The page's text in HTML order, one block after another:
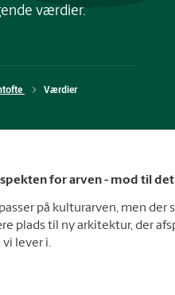
værdier.
Værdier
for arven - mod til
på kulturarven, men der
plads til ny arkitektur, der
vi lever i.